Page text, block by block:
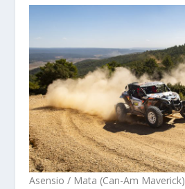
Asensio / Mata (Can-Am Maverick)